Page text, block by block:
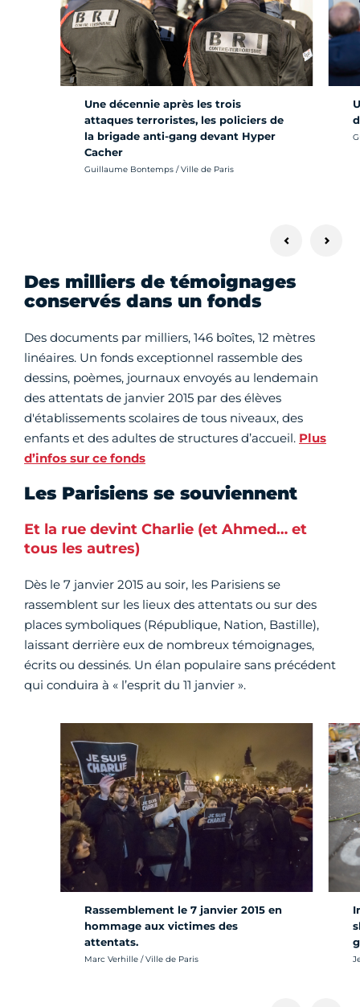
Une décennie après les trois
attaques terroristes, les policiers de
la brigade anti-gang devant Hyper
Cacher
Crédit photo :
Guillaume Bontemps / Ville de Paris
Des milliers de témoignages
conservés dans un fonds
Des documents par milliers, 146 boîtes, 12 mètres
linéaires. Un fonds exceptionnel rassemble des
dessins, poèmes, journaux envoyés au lendemain
des attentats de janvier 2015 par des élèves
d'établissements scolaires de tous niveaux, des
enfants et des adultes de structures d’accueil. Plus
d’infos sur ce fonds
Les Parisiens se souviennent
Et la rue devint Charlie (et Ahmed… et
tous les autres)
Dès le 7 janvier 2015 au soir, les Parisiens se
rassemblent sur les lieux des attentats ou sur des
places symboliques (République, Nation, Bastille),
laissant derrière eux de nombreux témoignages,
écrits ou dessinés. Un élan populaire sans précédent
qui conduira à « l’esprit du 11 janvier ».
Rassemblement le 7 janvier 2015 en
hommage aux victimes des
attentats.
Crédit photo :
Marc Verhille / Ville de Paris